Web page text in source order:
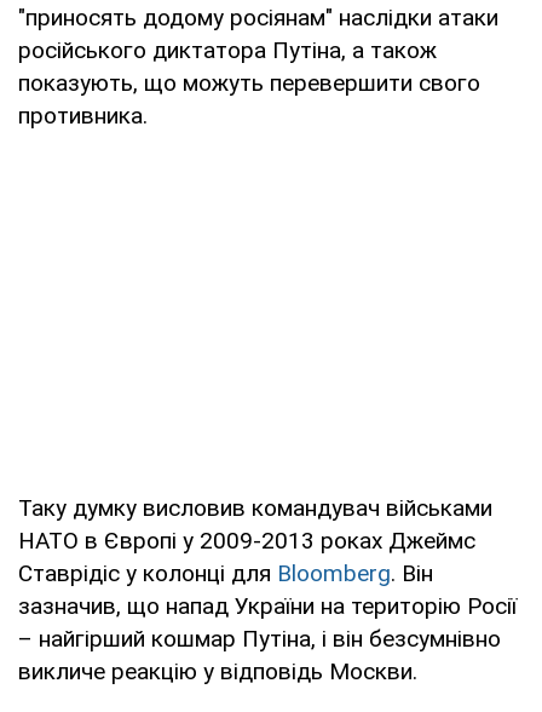
"приносять додому росіянам" наслідки атаки
російського диктатора Путіна, а також
показують, що можуть перевершити свого
противника.
Таку думку висловив командувач військами
НАТО в Європі у 2009-2013 роках Джеймс
Ставрідіс у колонці для Bloomberg. Він
зазначив, що напад України на територію Росії
– найгірший кошмар Путіна, і він безсумнівно
викличе реакцію у відповідь Москви.